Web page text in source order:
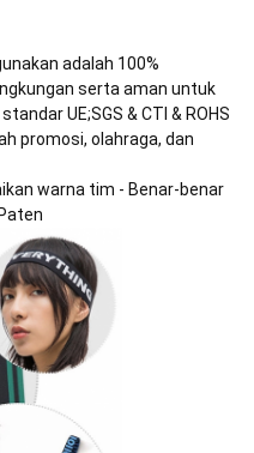
adalah 100%
serta aman untuk
UE;SGS & CTI & ROHS
promosi, olahraga, dan
warna tim - Benar-benar